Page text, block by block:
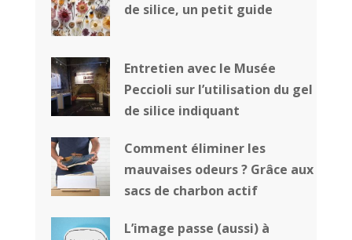
de silice, un petit guide
Entretien avec le Musée
Peccioli sur l’utilisation du gel
de silice indiquant
Comment éliminer les
mauvaises odeurs ? Grâce aux
sacs de charbon actif
L’image passe (aussi) à